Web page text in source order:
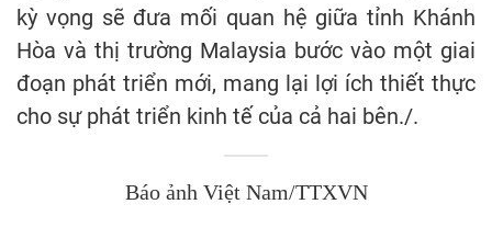
kỳ vọng sẽ đưa mối quan hệ giữa tỉnh Khánh
Hòa và thị trường Malaysia bước vào một giai
đoạn phát triển mới, mang lại lợi ích thiết thực
cho sự phát triển kinh tế của cả hai bên./.
Báo ảnh Việt Nam/TTXVN